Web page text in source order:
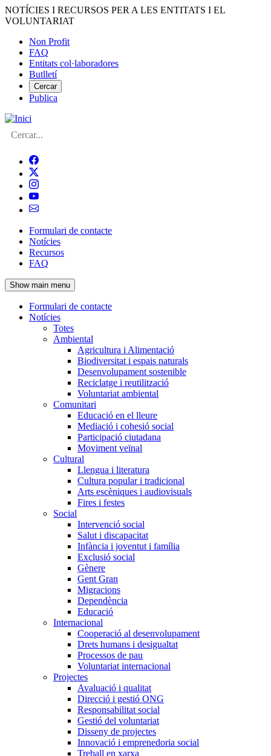
Vés
al
NOTÍCIES I RECURSOS PER A LES ENTITATS I EL
VOLUNTARIAT
Menú
del
compte
d'usuari
Non Profit
FAQ
Entitats col·laboradores
Butlletí
Cercar
Publica
Cerca
Navegació
principal
de
l'encapçalament
Formulari de contacte
Notícies
Recursos
FAQ
Show main menu
Navegació
principal
Formulari de contacte
Notícies
Totes
Ambiental
Agricultura i Alimentació
Biodiversitat i espais naturals
Desenvolupament sostenible
Reciclatge i reutilització
Voluntariat ambiental
Comunitari
Educació en el lleure
Mediació i cohesió social
Participació ciutadana
Moviment veïnal
Cultural
Llengua i literatura
Cultura popular i tradicional
Arts escèniques i audiovisuals
Fires i festes
Social
Intervenció social
Salut i discapacitat
Infància i joventut i família
Exclusió social
Gènere
Gent Gran
Migracions
Dependència
Educació
Internacional
Cooperació al desenvolupament
Drets humans i desigualtat
Processos de pau
Voluntariat internacional
Projectes
Avaluació i qualitat
Direcció i gestió ONG
Responsabilitat social
Gestió del voluntariat
Disseny de projectes
Innovació i emprenedoria social
Treball en xarxa